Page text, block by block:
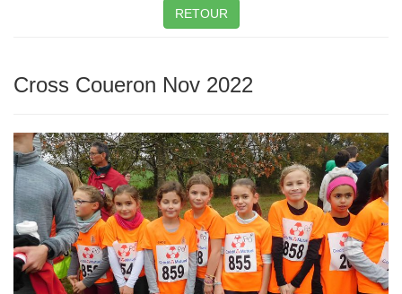
RETOUR
Cross Coueron Nov 2022